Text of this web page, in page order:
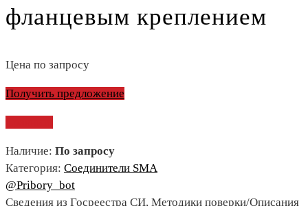
фланцевым креплением
Цена по запросу
Получить предложение
Наличие: По запросу
Категория: Соединители SMA
@Pribory_bot
Сведения из Госреестра СИ, Методики поверки/Описания